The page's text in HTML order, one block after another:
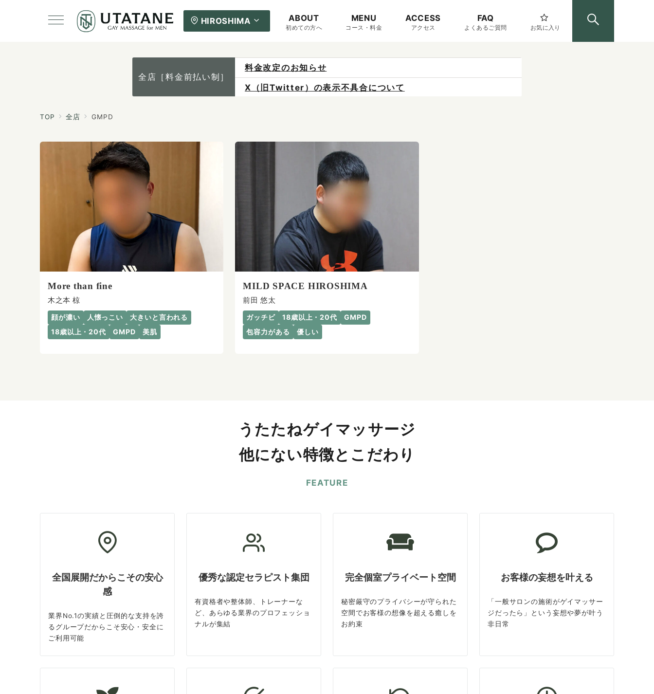
HIROSHIMA ABOUT
初めての方へ
MENU
コース・料金
ACCESS
アクセス
FAQ
よくあるご質問 お気に入り
全店［料金前払い制］
料金改定のお知らせ
X（旧Twitter）の表示不具合について
TOP 全店 GMPD
More than fine
木之本 椋
顔が濃い 人懐っこい
大きいと言われる
18歳以上・20代
GMPD 美肌
MILD SPACE HIROSHIMA
前田 悠太
ガッチビ 18歳以上・20代
GMPD
包容力がある
優しい
うたたねゲイマッサージ
他にない特徴とこだわり
FEATURE
全国展開だからこその安心
感
業界No.1の実績と圧倒的な支持を誇
るグループだからこそ安心・安全に
ご利用可能
優秀な認定セラピスト集団
有資格者や整体師、トレーナーな
ど、あらゆる業界のプロフェッショ
ナルが集結
完全個室プライベート空間
秘密厳守のプライバシーが守られた
空間でお客様の想像を超える癒しを
お約束
お客様の妄想を叶える
「一般サロンの施術がゲイマッサー
ジだったら」という妄想や夢が叶う
非日常